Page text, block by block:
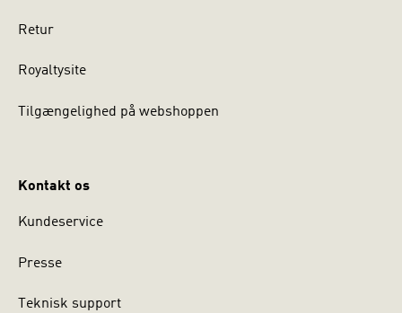
Retur
Royaltysite
Tilgængelighed på webshoppen
Kontakt os
Kundeservice
Presse
Teknisk support